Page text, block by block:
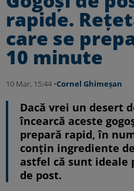
rapide.
care se
10 minute
10 Mar, 15:44 •Cornel Ghimeșan
Dacă vrei un desert
încearcă aceste
prepară rapid, în
conțin ingrediente
astfel că sunt ideale
de post.